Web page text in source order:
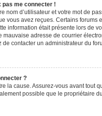
pas me connecter !
nom d’utilisateur et votre mot de
vous avez reçues. Certains
information était présente lors de
adresse de courrier
contacter un administrateur du
?
la cause. Assurez-vous avant tout
possible que le propriétaire